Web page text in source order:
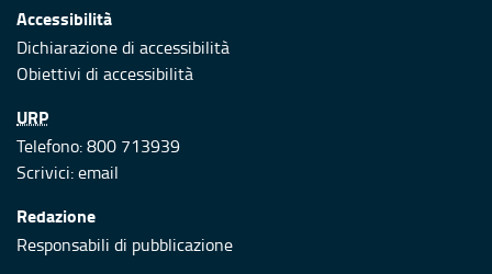
Accessibilità
Dichiarazione di accessibilità
Obiettivi di accessibilità
URP
Telefono: 800 713939
Scrivici:email
Redazione
Responsabili di pubblicazione